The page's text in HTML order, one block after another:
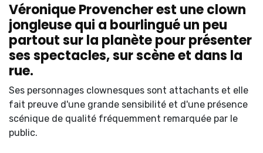
Véronique Provencher est une clown
jongleuse qui a bourlingué un peu
partout sur la planète pour présenter
ses spectacles, sur scène et dans la
rue.
Ses personnages clownesques sont attachants et elle
fait preuve d'une grande sensibilité et d'une présence
scénique de qualité fréquemment remarquée par le
public.